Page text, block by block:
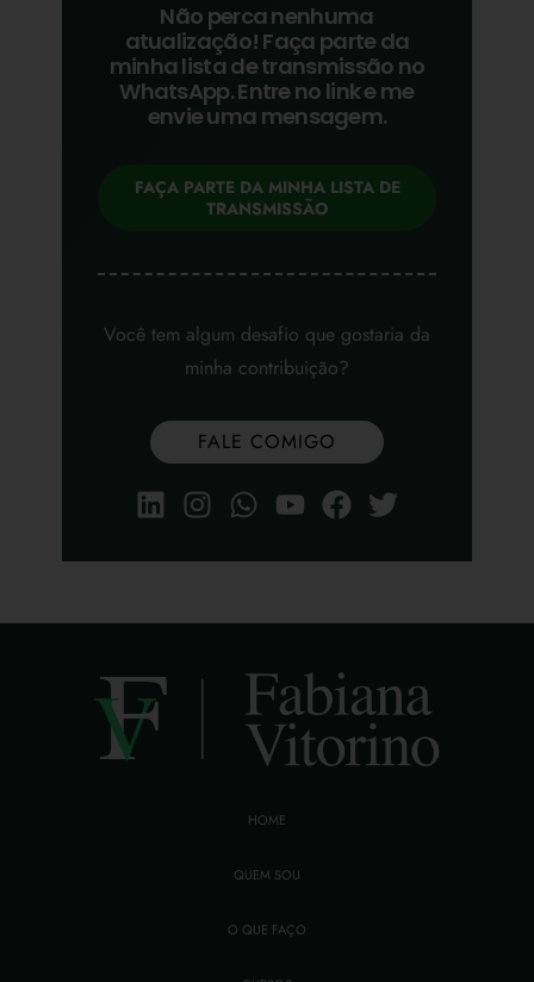
Não perca nenhuma
atualização! Faça parte da
minha lista de transmissão no
WhatsApp. Entre no link e me
envie uma mensagem.
FAÇA PARTE DA MINHA LISTA DE
TRANSMISSÃO
Você tem algum desafio que gostaria da
minha contribuição?
FALE COMIGO
HOME
QUEM SOU
O QUE FAÇO